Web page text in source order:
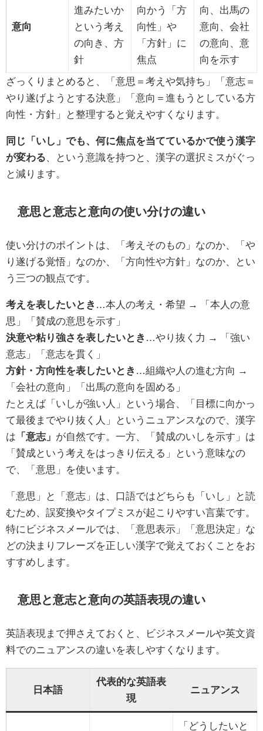
意向
進みたいか
という考え
の向き、方
針
向かう「方
向性」や
「方針」に
焦点
向、出馬の
意向、会社
の意向、意
向を示す
ざっくりまとめると、「意思＝考えや気持ち」「意志＝
やり遂げようとする決意」「意向＝進もうとしている方
向性・方針」と整理すると覚えやすくなります。
同じ「いし」でも、何に焦点を当てているかで使う漢字
が変わる 、という意識を持つと、漢字の選択ミスがぐっ
と減ります。
意思と意志と意向の使い分けの違い
使い分けのポイントは、「考えそのもの」なのか、「や
り遂げる覚悟」なのか、「方向性や方針」なのか、とい
う三つの観点です。
考えを表したいとき
…本人の考え・希望 → 「本人の意
思」「賛成の意思を示す」
決意や粘り強さを表したいとき
…やり抜く力 → 「強い
意志」「意志を貫く」
方針・方向性を表したいとき
…組織や人の進む方向 →
「会社の意向」「出馬の意向を固める」
たとえば「いしが強い人」という場合、「目標に向かっ
て最後までやり抜く人」というニュアンスなので、漢字
は 「意志」 が自然です。一方、「賛成のいしを示す」は
「賛成という考えをはっきり伝える」という意味なの
で、「意思」を使います。
「意思」と「意志」は、口語ではどちらも「いし」と読
むため、誤変換やタイプミスが起こりやすい言葉です。
特にビジネスメールでは、「意思表示」「意思決定」な
どの決まりフレーズを正しい漢字で覚えておくことをお
すすめします。
意思と意志と意向の英語表現の違い
英語表現まで押さえておくと、ビジネスメールや英文資
料でのニュアンスの違いを表しやすくなります。
日本語
代表的な英語表
現
ニュアンス
「どうしたいと